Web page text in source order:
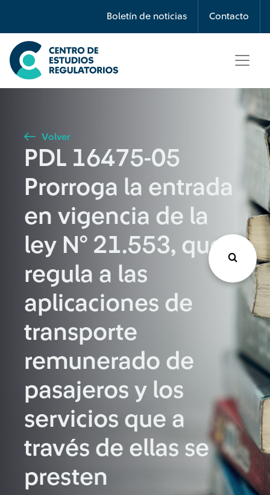
Boletín de noticias Contacto
Búsqueda
Seleccione país
Buscar
Volver
PDL 16475-05
Prorroga la entrada
en vigencia de la
ley N° 21.553, que
regula a las
aplicaciones de
transporte
remunerado de
pasajeros y los
servicios que a
través de ellas se
presten